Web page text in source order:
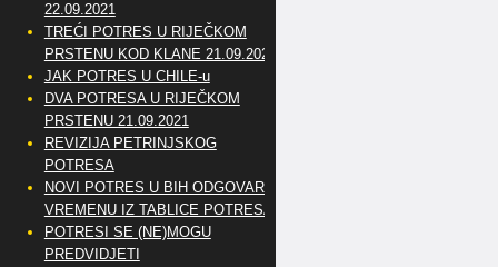
22.09.2021
TREĆI POTRES U RIJEČKOM
PRSTENU KOD KLANE 21.09.2021
JAK POTRES U CHILE-u
DVA POTRESA U RIJEČKOM
PRSTENU 21.09.2021
REVIZIJA PETRINJSKOG
POTRESA
NOVI POTRES U BIH ODGOVARA
VREMENU IZ TABLICE POTRESA
POTRESI SE (NE)MOGU
PREDVIDJETI